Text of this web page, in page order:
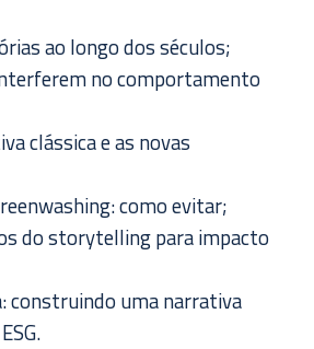
ao longo dos séculos;
no comportamento
clássica e as novas
como evitar;
do storytelling para impacto
construindo uma narrativa